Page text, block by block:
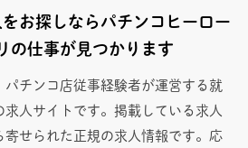
お探しならパチンコヒーロー
の仕事が見つかります
パチンコ店従事経験者が運営する就
人サイトです。掲載している求人
寄せられた正規の求人情報です。応